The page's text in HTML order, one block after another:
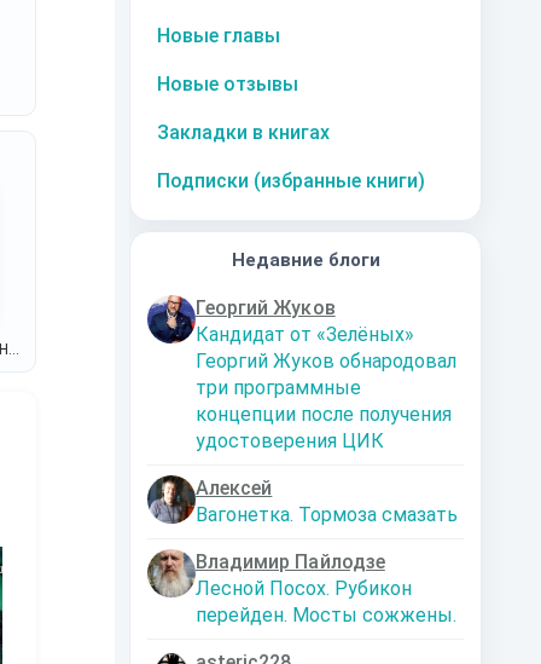
Новые главы
Новые отзывы
Закладки в книгах
Подписки (избранные книги)
Недавние блоги
Георгий Жуков
Кандидат от «Зелёных»
Георгий Жуков обнародовал
три программные
концепции после получения
удостоверения ЦИК
Алексей
Вагонетка. Тормоза смазать
Владимир Пайлодзе
Лесной Посох. Рубикон
перейден. Мосты сожжены.